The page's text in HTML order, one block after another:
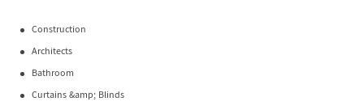
Construction
Architects
Bathroom
Curtains &amp; Blinds